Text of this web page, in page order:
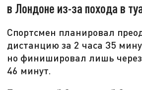
в Лондоне из-за похода в
Спортсмен планировал
дистанцию за 2 часа 35
но финишировал лишь через
46 минут.